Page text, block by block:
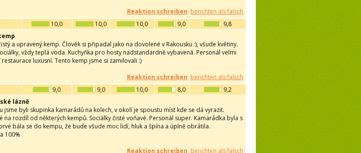
Reaktion schreiben berichten als falsch
10,0 10,0 10,0 9,0 9,8
a upravený kemp. Člověk si připadal jako na dovolené v Rakousku :), všude květiny.
vždy teplá voda. Kuchyňka pro hosty nadstandardně vybavená. Personál velmi
luxusní. Tento kemp jsme si zamilovali :)
Reaktion schreiben berichten als falsch
9,0 9,0 10,0 8,0 9,2
lázně
jsme byli skupinka kamarádů na kolech, v okolí je spoustu míst kde se dá vyrazit.
na rozdíl od některých kempů. Sociálky čisté voňavé. Personál super. Kamarádka byla s
bála se do kempu, že bude všude moc lidí, hluk a špína a úplně obrátila.
100%
Reaktion schreiben berichten als falsch